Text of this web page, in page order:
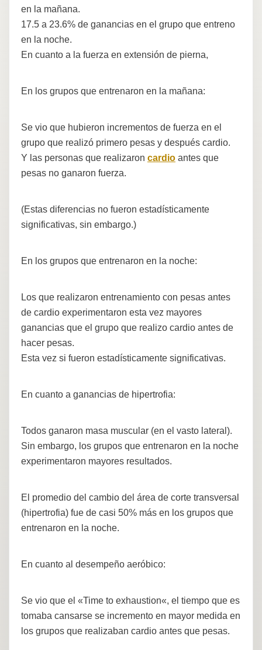
en la mañana.
17.5 a 23.6% de ganancias en el grupo que entreno
en la noche.
En cuanto a la fuerza en extensión de pierna,
En los grupos que entrenaron en la mañana:
Se vio que hubieron incrementos de fuerza en el
grupo que realizó primero pesas y después cardio.
Y las personas que realizaron cardio antes que
pesas no ganaron fuerza.
(Estas diferencias no fueron estadísticamente
significativas, sin embargo.)
En los grupos que entrenaron en la noche:
Los que realizaron entrenamiento con pesas antes
de cardio experimentaron esta vez mayores
ganancias que el grupo que realizo cardio antes de
hacer pesas.
Esta vez si fueron estadísticamente significativas.
En cuanto a ganancias de hipertrofia:
Todos ganaron masa muscular (en el vasto lateral).
Sin embargo, los grupos que entrenaron en la noche
experimentaron mayores resultados.
El promedio del cambio del área de corte transversal
(hipertrofia) fue de casi 50% más en los grupos que
entrenaron en la noche.
En cuanto al desempeño aeróbico:
Se vio que el «Time to exhaustion«, el tiempo que es
tomaba cansarse se incremento en mayor medida en
los grupos que realizaban cardio antes que pesas.